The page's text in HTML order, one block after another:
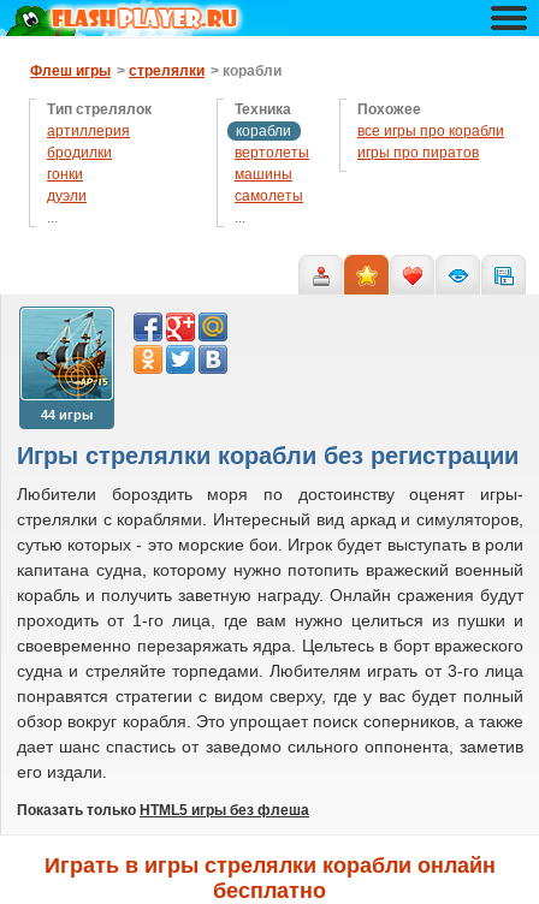
Флеш игры > стрелялки > корабли
Тип стрелялок
артиллерия
бродилки
гонки
дуэли
...
леталки-стрелялки
отбей атаку
рикошет
с прохождением
симуляторы
снайпер
тир
шарики
metal slug
остальные
Техника
корабли
вертолеты
машины
самолеты
...
Похожее
все игры про корабли
игры про пиратов
Игры стрелялки корабли без регистрации
Любители бороздить моря по достоинству оценят игры-
стрелялки с кораблями. Интересный вид аркад и симуляторов,
сутью которых - это морские бои. Игрок будет выступать в роли
капитана судна, которому нужно потопить вражеский военный
корабль и получить заветную награду. Онлайн сражения будут
проходить от 1-го лица, где вам нужно целиться из пушки и
своевременно перезаряжать ядра. Цельтесь в борт вражеского
судна и стреляйте торпедами. Любителям играть от 3-го лица
понравятся стратегии с видом сверху, где у вас будет полный
обзор вокруг корабля. Это упрощает поиск соперников, а также
дает шанс спастись от заведомо сильного оппонента, заметив
его издали.
Показать только HTML5 игры без флеша
44 игры
Играть в игры стрелялки корабли онлайн
бесплатно